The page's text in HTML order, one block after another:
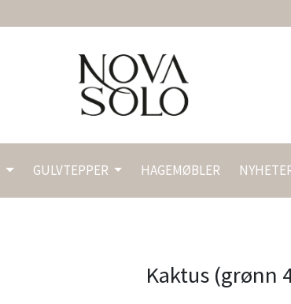
GULVTEPPER HAGEMØBLER
Kaktus (grønn